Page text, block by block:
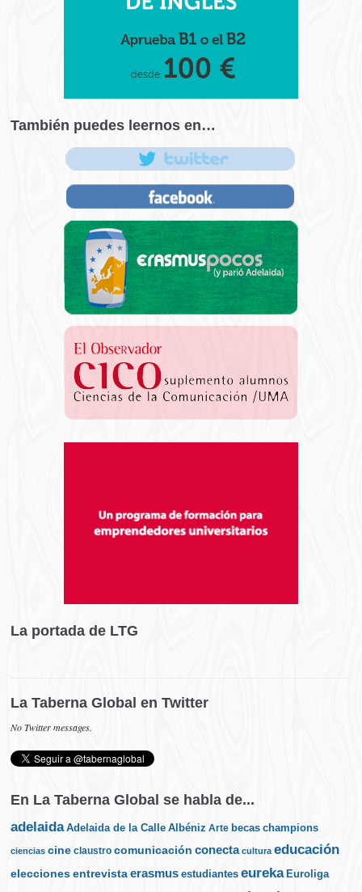
También puedes leernos en…
La portada de LTG
La Taberna Global en Twitter
No Twitter messages.
En La Taberna Global se habla de...
adelaida Adelaida de la Calle Albéniz Arte becas champions
ciencias cine claustro comunicación conecta cultura educación
elecciones entrevista erasmus estudiantes eureka Euroliga